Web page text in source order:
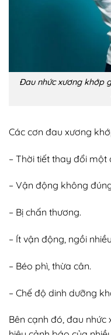
Đau nhức xương khớp
Các cơn đau xương
– Thời tiết thay đổi một
– Vận động không
– Bị chấn thương.
– Ít vận động, ngồi
– Béo phì, thừa cân.
– Chế độ dinh dưỡng
Bên cạnh đó, đau